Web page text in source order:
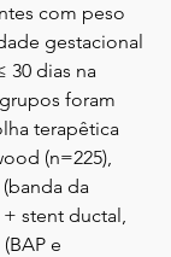
com peso
gestacional
30 dias na
foram
terapêtica
(n=225),
da
+ stent ductal,
e